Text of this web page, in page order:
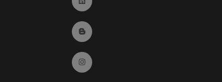
Ir al Blog (abre en ventana nueva)
Ir a Instagram (abre en ventana nueva)